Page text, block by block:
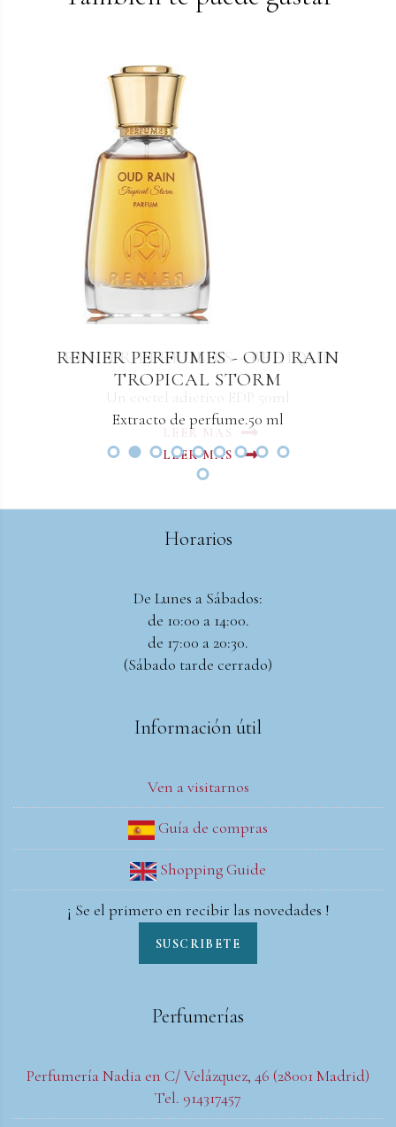
RENIER PERFUMES - OUD RAIN
TROPICAL STORM
Extracto de perfume.50 ml
LEER MAS
RENIER PERFUMES - BEHIQUE
Un coctel adictivo EDP 50ml
LEER MAS
Horarios
De Lunes a Sábados:
de 10:00 a 14:00.
de 17:00 a 20:30.
(Sábado tarde cerrado)
Información útil
Ven a visitarnos
Guía de compras
Shopping Guide
¡ Se el primero en recibir las novedades !
SUSCRIBETE
Perfumerías
Perfumería Nadia en C/ Velázquez, 46 (28001 Madrid)
Tel. 914317457